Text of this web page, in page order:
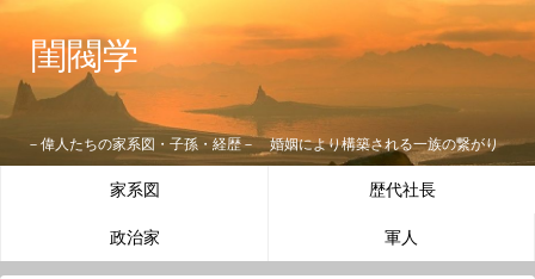
閨閥学
－偉人たちの家系図・子孫・経歴－ 婚姻により構築される一族の繋がり
家系図 歴代社長
政治家 軍人